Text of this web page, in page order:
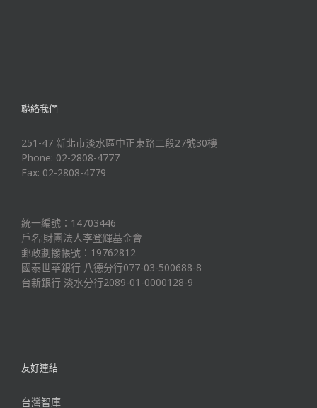
聯絡我們
251-47 新北市淡水區中正東路二段27號30樓
Phone: 02-2808-4777
Fax: 02-2808-4779
統一編號：14703446
戶名:財團法人李登輝基金會
郵政劃撥帳號：19762812
國泰世華銀行 八德分行077-03-500688-8
台新銀行 淡水分行2089-01-0000128-9
友好連結
台灣智庫